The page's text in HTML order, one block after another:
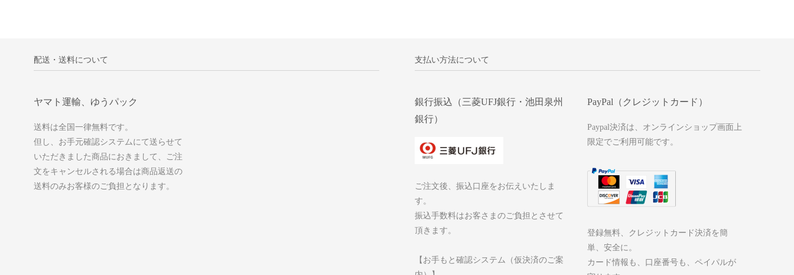
配送・送料について
ヤマト運輸、ゆうパック
送料は全国一律無料です。
但し、お手元確認システムにて送らせて
いただきました商品におきまして、ご注
文をキャンセルされる場合は商品返送の
送料のみお客様のご負担となります。
支払い方法について
銀行振込（三菱UFJ銀行・池田泉州
銀行）
ご注文後、振込口座をお伝えいたしま
す。
振込手数料はお客さまのご負担とさせて
頂きます。
【お手もと確認システム（仮決済のご案
PayPal（クレジットカード）
Paypal決済は、オンラインショップ画面上
限定でご利用可能です。
登録無料、クレジットカード決済を簡
単、安全に。
カード情報も、口座番号も、ペイパルが